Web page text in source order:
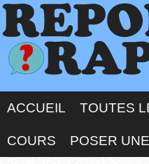
ACCUEIL TOUTES
COURS POSER